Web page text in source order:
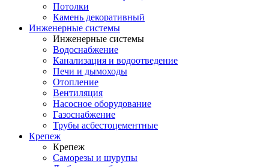
Потолки
Камень декоративный
Инженерные системы
Инженерные системы
Водоснабжение
Канализация и водоотведение
Печи и дымоходы
Отопление
Вентиляция
Насосное оборудование
Газоснабжение
Трубы асбестоцементные
Крепеж
Крепеж
Саморезы и шурупы